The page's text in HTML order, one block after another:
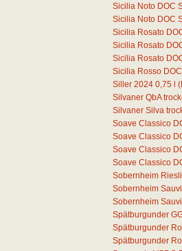
Sicilia Noto DOC
Sicilia Noto DOC
Sicilia Rosato
Sicilia Rosato
Sicilia Rosato
Sicilia Rosso
Siller 2024 0,75
Silvaner QbA
Silvaner Silva
Soave Classico
Soave Classico
Soave Classico
Soave Classico
Sobernheim
Sobernheim
Sobernheim
Spätburgunder
Spätburgunder
Spätburgunder